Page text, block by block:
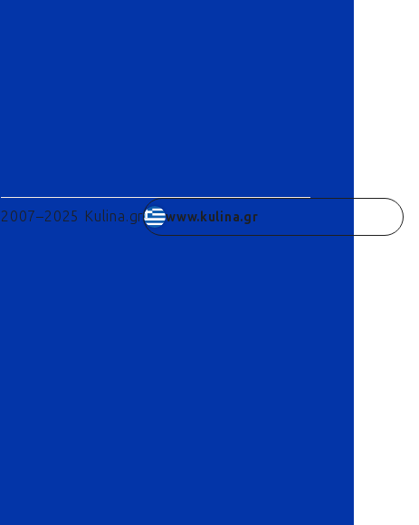
2007–2025 Kulina.gr www.kulina.gr